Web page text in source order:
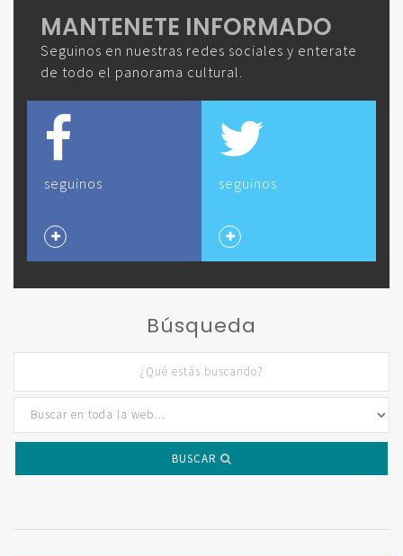
MANTENETE INFORMADO
Seguinos en nuestras redes sociales y enterate
de todo el panorama cultural.
seguinos seguinos
Búsqueda
BUSCAR